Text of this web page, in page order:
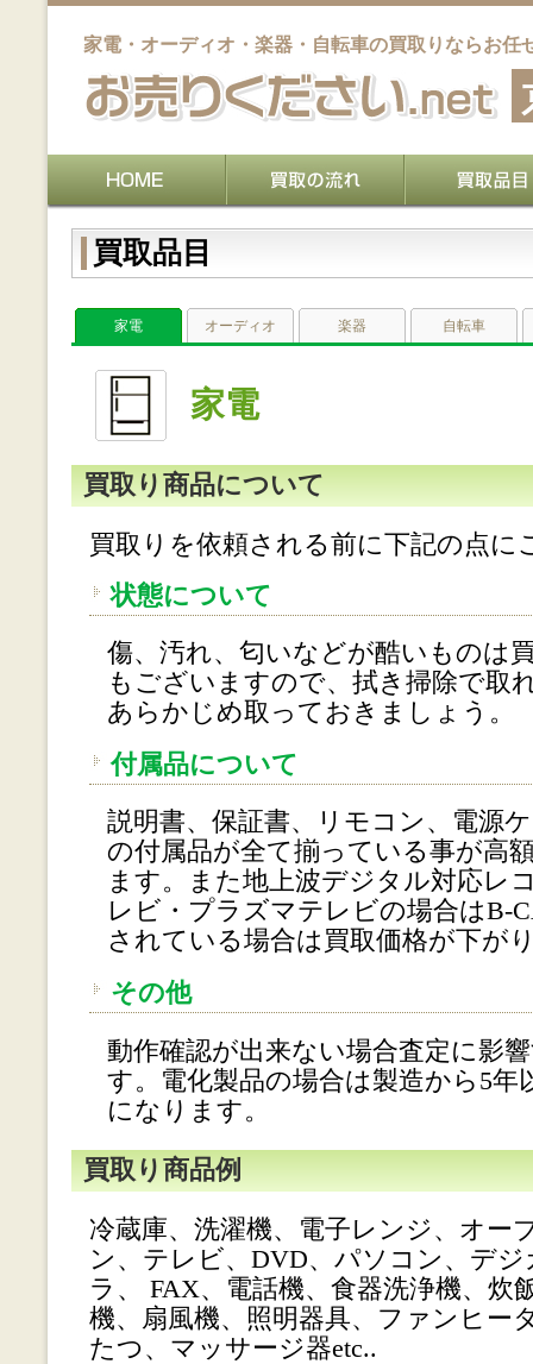
家電・オーディオ・楽器・自転車の買取りならお任
買取品目
家電 オーディオ 楽器 自転車
家電
買取り商品について
買取りを依頼される前に下記の点に
状態について
傷、汚れ、匂いなどが酷いものは
もございますので、拭き掃除で取
あらかじめ取っておきましょう。
付属品について
説明書、保証書、リモコン、電源
の付属品が全て揃っている事が高
ます。また地上波デジタル対応レ
レビ・プラズマテレビの場合はB-
されている場合は買取価格が下が
その他
動作確認が出来ない場合査定に影
す。電化製品の場合は製造から5年
になります。
買取り商品例
冷蔵庫、洗濯機、電子レンジ、オー
ン、テレビ、DVD、パソコン、デ
ラ、 FAX、電話機、食器洗浄機、炊
機、扇風機、照明器具、ファンヒー
たつ、マッサージ器etc..